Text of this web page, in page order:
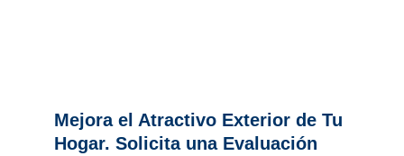
Mejora el Atractivo Exterior de Tu
Hogar. Solicita una Evaluación